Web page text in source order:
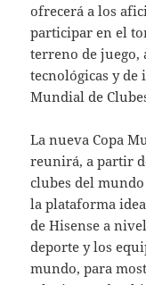
ofrecerá a los
participar en el
terreno de juego,
tecnológicas y de
Mundial de
La nueva Copa
reunirá, a partir
clubes del
la plataforma
de Hisense a
deporte y los
mundo, para